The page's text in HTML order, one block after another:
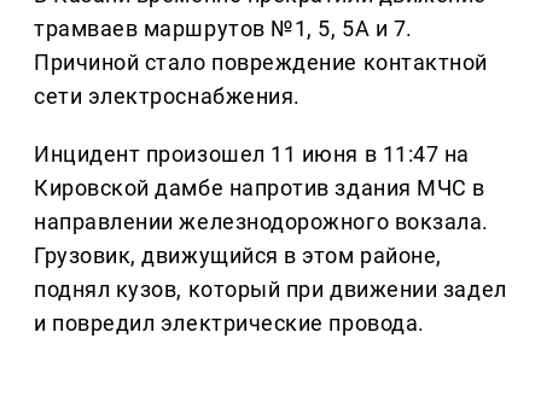
трамваев маршрутов №1, 5, 5А и 7.
Причиной стало повреждение контактной
сети электроснабжения.
Инцидент произошел 11 июня в 11:47 на
Кировской дамбе напротив здания МЧС в
направлении железнодорожного вокзала.
Грузовик, движущийся в этом районе,
поднял кузов, который при движении задел
и повредил электрические провода.